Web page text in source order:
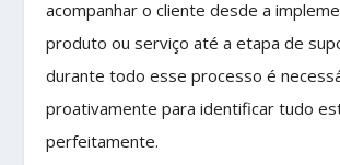
acompanhar o cliente desde a
produto ou serviço até a etapa de
durante todo esse processo é
proativamente para identificar tudo
perfeitamente.